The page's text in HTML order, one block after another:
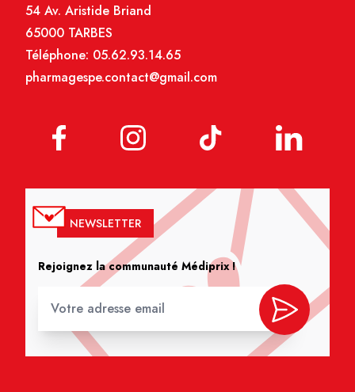
54 Av. Aristide Briand
65000 TARBES
Téléphone: 05.62.93.14.65
pharmagespe.contact@gmail.com
NEWSLETTER
Rejoignez la communauté Médiprix !